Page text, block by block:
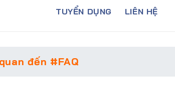
TUYỂN DỤNG LIÊN HỆ
đến #FAQ